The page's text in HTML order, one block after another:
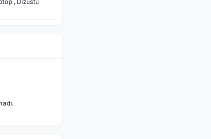
, Dizüstü